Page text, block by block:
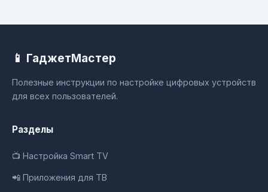
📱 ГаджетМастер
Полезные инструкции по настройке цифровых устройств
для всех пользователей.
Разделы
📺 Настройка Smart TV
📲 Приложения для ТВ